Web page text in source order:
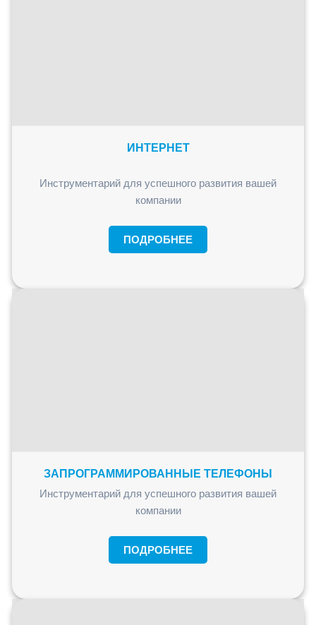
ИНТЕРНЕТ
Инструментарий для успешного развития вашей
компании
ПОДРОБНЕЕ
ЗАПРОГРАММИРОВАННЫЕ ТЕЛЕФОНЫ
Инструментарий для успешного развития вашей
компании
ПОДРОБНЕЕ